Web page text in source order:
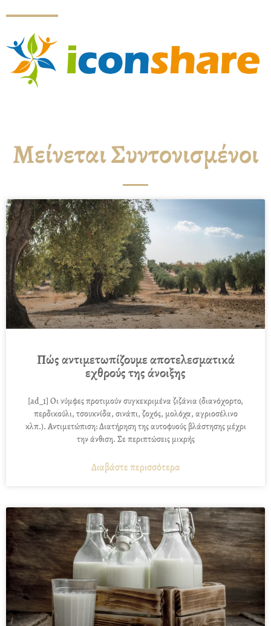
Μείνεται Συντονισμένοι
Πώς αντιμετωπίζουμε αποτελεσματικά
εχθρούς της άνοιξης
[ad_1] Οι νύμφες προτιμούν συγκεκριμένα ζιζάνια (διανόχορτο,
περδικούλι, τσουκνίδα, σινάπι, ζοχός, μολόχα, αγριοσέλινο
κλπ.). Αντιμετώπιση: Διατήρηση της αυτοφυούς βλάστησης μέχρι
την άνθιση. Σε περιπτώσεις μικρής
Διαβάστε περισσότερα